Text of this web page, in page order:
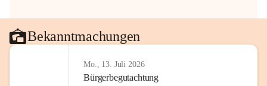
Bekanntmachungen
Mo., 13. Juli 2026
Bürgerbegutachtung